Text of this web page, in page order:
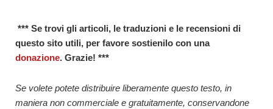
*** Se trovi gli articoli, le traduzioni e le recensioni di
questo sito utili, per favore sostienilo con una
donazione. Grazie! ***
Se volete potete distribuire liberamente questo testo, in
maniera non commerciale e gratuitamente, conservandone